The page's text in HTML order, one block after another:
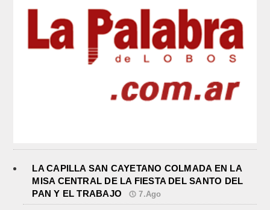
LA CAPILLA SAN CAYETANO COLMADA EN LA
MISA CENTRAL DE LA FIESTA DEL SANTO DEL
PAN Y EL TRABAJO
7.Ago